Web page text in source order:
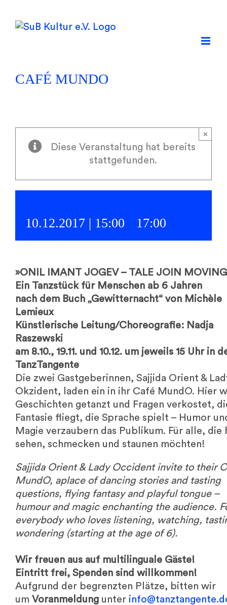
content
CAFÉ MUNDO
Diese Veranstaltung hat bereits
stattgefunden.
×
10.12.2017 | 15:00
17:00
»ONIL IMANT JOGEV – TALE JOIN
Ein Tanzstück für Menschen ab 6 Jahren
nach dem Buch „Gewitternacht“ von Michèle
Lemieux
Künstlerische Leitung/Choreografie: Nadja
Raszewski
am 8.10., 19.11. und 10.12. um jeweils 15 Uhr in
TanzTangente
Die zwei Gastgeberinnen, Sajjida Orient &
Okzident, laden ein in ihr Café MundO. Hier
Geschichten getanzt und Fragen verkostet,
Fantasie fliegt, die Sprache spielt – Humor
Magie verzaubern das Publikum. Für alle, die
sehen, schmecken und staunen möchten!
Sajjida Orient & Lady Occident invite to their
MundO, aplace of dancing stories and tasting
questions, flying fantasy and playful tongue –
humour and magic enchanting the audience.
everybody who loves listening, watching,
wondering (starting at the age of 6).
Wir freuen aus auf multilinguale Gäste!
Eintritt frei, Spenden sind willkommen!
Aufgrund der begrenzten Plätze, bitten wir
um Voranmeldung unter